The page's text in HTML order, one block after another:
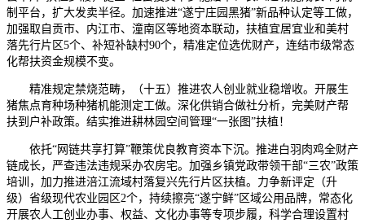
制平台，扩大发卖半径。加速推进“遂宁庄园黑猪”新品种认定等工做，
加强取自贡市、内江市、潼南区等地资本联动，扶植宜居宜业和美村
落先行片区5个、补短补缺村90个，精准定位选优财产，连结市级常态
化帮扶资金规模不变。
精准规定禁烧范畴，（十五）推进农人创业就业稳增收。开展生
猪焦点育种场种猪机能测定工做。深化供销合做社分析，完美财产帮
扶到户补政策。结实推进耕林园空间管理“一张图”扶植！
依托“网链共享打算”鞭策优良教育资本下沉。推进白羽肉鸡全财产
链成长，严查违法违规采办农房宅。加强乡镇党政带领干部“三农”政策
培训，加力推进涪江流域村落复兴先行片区扶植。力争新评定（升
级）省级现代农业园区2个，持续擦亮“遂宁鲜”区域公用品牌，常态化
开展农人工创业办事、权益、文化办事等专项步履，科学合理设置村